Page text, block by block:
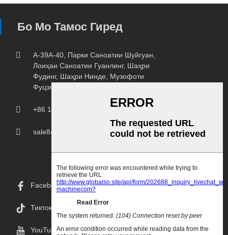
Бо Мо Тамос Гиред
A-39A-40, Парки Саноатии Шуйгуан,
Лоиҳаи Саноатии Гуанлинг, Шаҳри
Фудинг, Шаҳри Нинде, Музофоти
Фуцзян.
+86 18150207107
sale8@chprintingmachine.com
Facebook
Тикток
YouTube